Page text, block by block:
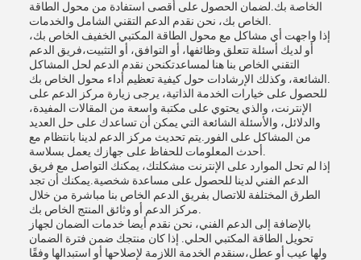
الخاصة بك.لضمان الحصول على أقصى استفادة من محول الطاقة
إذا واجهت أي مشاكل مع محول الطاقة المكتبي الخفيف الخاص بك،
أو لديك أسئلة تتعلق وظائفها، أو التوافق، أو التثبيت،فريق الدعم
التقني الخاص بنا هنا لمساعدتكنحن نقدم الدعم لحل المشاكل
للحصول على خيارات الخدمة الذاتية، يرجى زيارة مركز الدعم على
الإنترنت، والذي يحتوي على مكتبة واسعة من المقالات المفيدة،
والدلائل، والأسئلة الشائعة التي يمكن أن تساعدك على حل العديد
من المشاكل على الفور.يتم تحديث مركز الدعم لدينا بانتظام مع
إذا لم تحل الموارد على الإنترنت مشكلتك، يمكنك التواصل مع فريق
الدعم الفني لدينا للحصول على مساعدة شخصية.يمكنك أن تجد
الطرق المختلفة للاتصال بفريق الدعم الخاص بنا مباشرة من خلال
بالإضافة إلى الدعم الفني، نحن نقدم أيضا خدمات الضمان لجهاز
تحويل الطاقة المكتبي الحلي. إذا كان منتجك ضمن فترة الضمان
ولها عيب أو عطل،سنقدم الخدمة اللازمة لإصلاحها أو استبدالها وفقًا